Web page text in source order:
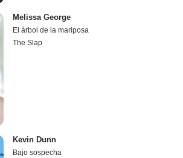
Melissa George
El árbol de la mariposa
The Slap
Kevin Dunn
Bajo sospecha